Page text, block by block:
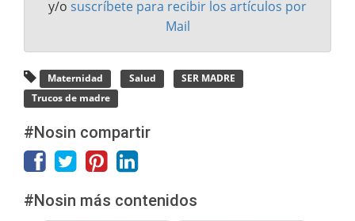
y/o suscríbete para recibir los artículos por
Mail
Maternidad Salud
SER MADRE
Trucos de madre
#Nosin compartir
#Nosin más contenidos